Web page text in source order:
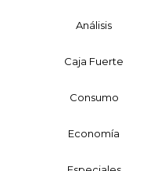
Análisis
Caja Fuerte
Consumo
Economía